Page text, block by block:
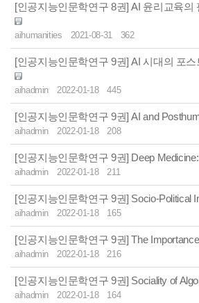
[인공지능인문학연구 8권] AI 윤리교육의
aihumanities 2021-08-31 362
[인공지능인문학연구 9권] AI 시대의 포
aihadmin 2022-01-18 445
[인공지능인문학연구 9권] AI and
aihadmin 2022-01-18 208
[인공지능인문학연구 9권] Deep
aihadmin 2022-01-18 211
[인공지능인문학연구 9권] Socio-Political
aihadmin 2022-01-18 165
[인공지능인문학연구 9권] The
aihadmin 2022-01-18 216
[인공지능인문학연구 9권] Sociality of
aihadmin 2022-01-18 164